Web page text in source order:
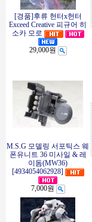
[경품]후류 헌터x헌터
Exceed Creative 피규어 히
소카 모로
29,000원
M.S.G 모델링 서포틱스 웨
폰유니트 36 미사일 & 레
이돔(MW36)
[4934054062928]
7,000원